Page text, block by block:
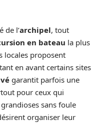
de l’archipel, tout
en bateau la plus
locales proposent
en avant certains sites
garantit parfois une
pour ceux qui
sans foule
organiser leur